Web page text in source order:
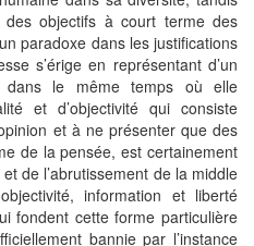
des objectifs à court terme des
paradoxe dans les justifications
s’érige en représentant d’un
dans le même temps où elle
et d’objectivité qui consiste
et à ne présenter que des
de la pensée, est certainement
de l’abrutissement de la middle
information et liberté
fondent cette forme particulière
bannie par l’instance